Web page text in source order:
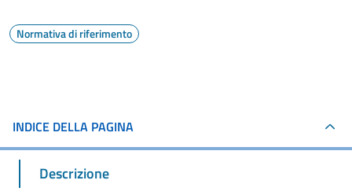
Normativa di riferimento
INDICE DELLA PAGINA
Descrizione